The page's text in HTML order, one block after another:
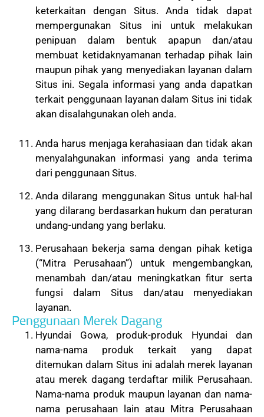
keterkaitan dengan Situs. Anda tidak dapat
mempergunakan Situs ini untuk melakukan
penipuan dalam bentuk apapun dan/atau
membuat ketidaknyamanan terhadap pihak lain
maupun pihak yang menyediakan layanan dalam
Situs ini. Segala informasi yang anda dapatkan
terkait penggunaan layanan dalam Situs ini tidak
akan disalahgunakan oleh anda.
Anda harus menjaga kerahasiaan dan tidak akan
menyalahgunakan informasi yang anda terima
dari penggunaan Situs.
Anda dilarang menggunakan Situs untuk hal-hal
yang dilarang berdasarkan hukum dan peraturan
undang-undang yang berlaku.
Perusahaan bekerja sama dengan pihak ketiga
(“Mitra Perusahaan”) untuk mengembangkan,
menambah dan/atau meningkatkan fitur serta
fungsi dalam Situs dan/atau menyediakan
layanan.
Penggunaan Merek Dagang
Hyundai Gowa, produk-produk Hyundai dan
nama-nama produk terkait yang dapat
ditemukan dalam Situs ini adalah merek layanan
atau merek dagang terdaftar milik Perusahaan.
Nama-nama produk maupun layanan dan nama-
nama perusahaan lain atau Mitra Perusahaan